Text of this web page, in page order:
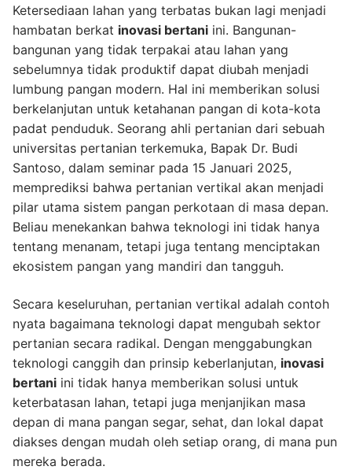
Ketersediaan lahan yang terbatas bukan lagi menjadi
hambatan berkat inovasi bertani ini. Bangunan-
bangunan yang tidak terpakai atau lahan yang
sebelumnya tidak produktif dapat diubah menjadi
lumbung pangan modern. Hal ini memberikan solusi
berkelanjutan untuk ketahanan pangan di kota-kota
padat penduduk. Seorang ahli pertanian dari sebuah
universitas pertanian terkemuka, Bapak Dr. Budi
Santoso, dalam seminar pada 15 Januari 2025,
memprediksi bahwa pertanian vertikal akan menjadi
pilar utama sistem pangan perkotaan di masa depan.
Beliau menekankan bahwa teknologi ini tidak hanya
tentang menanam, tetapi juga tentang menciptakan
ekosistem pangan yang mandiri dan tangguh.
Secara keseluruhan, pertanian vertikal adalah contoh
nyata bagaimana teknologi dapat mengubah sektor
pertanian secara radikal. Dengan menggabungkan
teknologi canggih dan prinsip keberlanjutan, inovasi
bertani ini tidak hanya memberikan solusi untuk
keterbatasan lahan, tetapi juga menjanjikan masa
depan di mana pangan segar, sehat, dan lokal dapat
diakses dengan mudah oleh setiap orang, di mana pun
mereka berada.